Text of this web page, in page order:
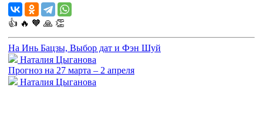
👍 🔥 🧡 🙏 👏
На Инь Бацзы, Выбор дат и Фэн Шуй
Наталия Цыганова
Прогноз на 27 марта – 2 апреля
Наталия Цыганова